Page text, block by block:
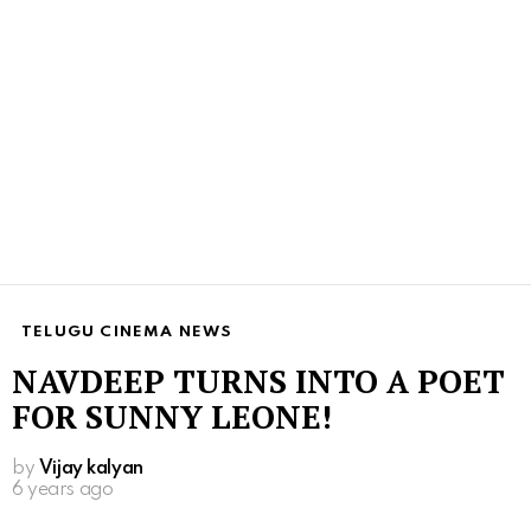
TELUGU CINEMA NEWS
NAVDEEP TURNS INTO A POET
FOR SUNNY LEONE!
by Vijay kalyan
6 years ago